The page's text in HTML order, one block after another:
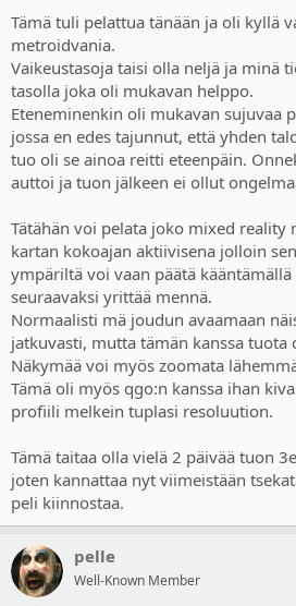
Tämä tuli pelattua tänään ja oli kyllä
metroidvania.
Vaikeustasoja taisi olla neljä ja minä
tasolla joka oli mukavan helppo.
Eteneminenkin oli mukavan sujuvaa
jossa en edes tajunnut, että yhden
tuo oli se ainoa reitti eteenpäin.
auttoi ja tuon jälkeen ei ollut
Tätähän voi pelata joko mixed reality
kartan kokoajan aktiivisena jolloin
ympäriltä voi vaan päätä
seuraavaksi yrittää mennä.
Normaalisti mä joudun avaamaan
jatkuvasti, mutta tämän kanssa tuota
Näkymää voi myös zoomata
Tämä oli myös qgo:n kanssa ihan
profiili melkein tuplasi resoluution.
Tämä taitaa olla vielä 2 päivää tuon
joten kannattaa nyt viimeistään
peli kiinnostaa.
pelle
Well-Known Member